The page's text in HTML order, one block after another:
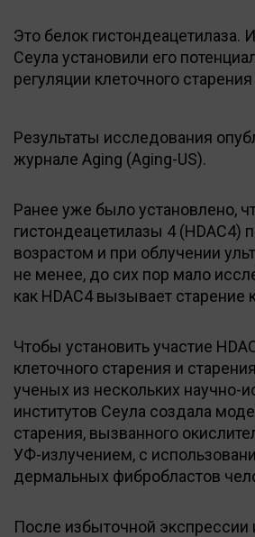
Это белок гистондеацетилаза.
Сеула установили его
регуляции клеточного
Результаты исследования
журнале Aging (Aging-US).
Ранее уже было установлено,
гистондеацетилазы 4 (HDAC4)
возрастом и при облучении
не менее, до сих пор мало
как HDAC4 вызывает старение
Чтобы установить участие
клеточного старения и
ученых из нескольких научно-
институтов Сеула создала
старения, вызванного
УФ-излучением, с
дермальных фибробластов
После избыточной экспрессии